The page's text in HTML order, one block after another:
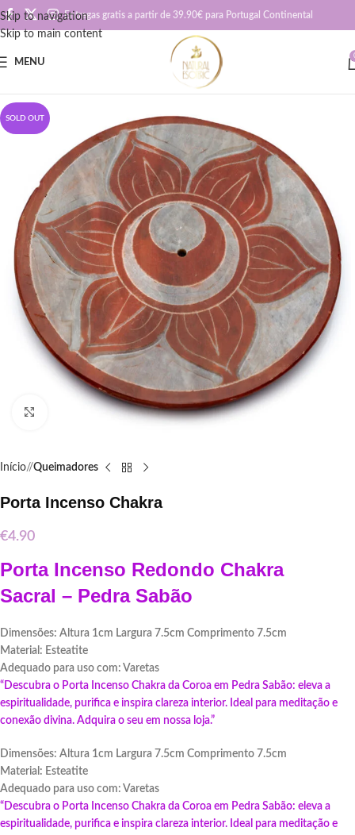
Skip to navigation
Skip to main content
Entregas gratis a partir de 39.90€ para Portugal Continental
MENU
SOLD OUT
Click to enlarge
Início/ Queimadores
Porta Incenso Chakra
€4.90
Porta Incenso Redondo Chakra
Sacral – Pedra Sabão
Dimensões: Altura 1cm Largura 7.5cm Comprimento 7.5cm
Material: Esteatite
Adequado para uso com: Varetas
“Descubra o Porta Incenso Chakra da Coroa em Pedra Sabão: eleva a
espiritualidade, purifica e inspira clareza interior. Ideal para meditação e
conexão divina. Adquira o seu em nossa loja.”
Dimensões: Altura 1cm Largura 7.5cm Comprimento 7.5cm
Material: Esteatite
Adequado para uso com: Varetas
“Descubra o Porta Incenso Chakra da Coroa em Pedra Sabão: eleva a
espiritualidade, purifica e inspira clareza interior. Ideal para meditação e